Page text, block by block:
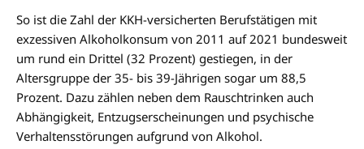
So ist die Zahl der KKH-versicherten Berufstätigen mit
exzessiven Alkoholkonsum von 2011 auf 2021 bundesweit
um rund ein Drittel (32 Prozent) gestiegen, in der
Altersgruppe der 35- bis 39-Jährigen sogar um 88,5
Prozent. Dazu zählen neben dem Rauschtrinken auch
Abhängigkeit, Entzugserscheinungen und psychische
Verhaltensstörungen aufgrund von Alkohol.